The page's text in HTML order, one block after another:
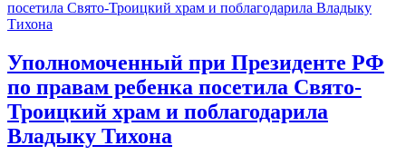
Уполномоченный при Президенте РФ
по правам ребенка посетила Свято-
Троицкий храм и поблагодарила
Владыку Тихона